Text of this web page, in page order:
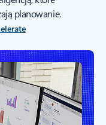
planowanie.